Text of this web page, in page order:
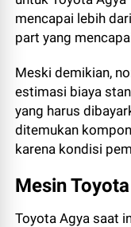
mencapai lebih
part yang
Meski demikian,
estimasi biaya
yang harus
ditemukan
karena kondisi
Mesin
Toyota Agya saat